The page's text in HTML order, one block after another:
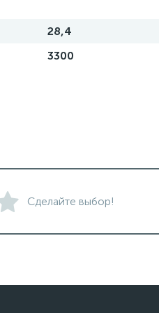
28,4
3300
Сделайте выбор!